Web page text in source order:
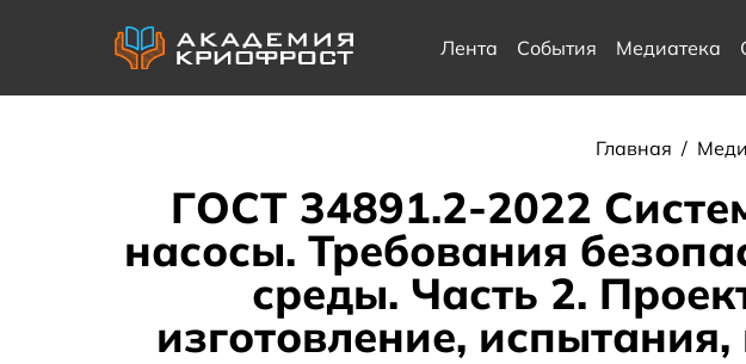
Лента События Медиатека
Главная /
ГОСТ 34891.2-2022
насосы. Требования
среды. Часть 2.
изготовление,